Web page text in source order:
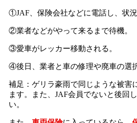
①JAF、保険会社などに電話し、状況
②業者などがやって来るまで待機。
③愛車がレッカー移動される。
④後日、業者と車の修理や廃車の選
補足：ゲリラ豪雨で同じような被害
ます。また、JAF会員でないと後回
い。